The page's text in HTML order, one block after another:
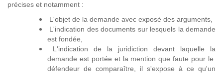
précises et notamment :
L'objet de la demande avec exposé des arguments,
L'indication des documents sur lesquels la demande
est fondée,
L'indication de la juridiction devant laquelle la
demande est portée et la mention que faute pour le
défendeur de comparaître, il s'expose à ce qu'un